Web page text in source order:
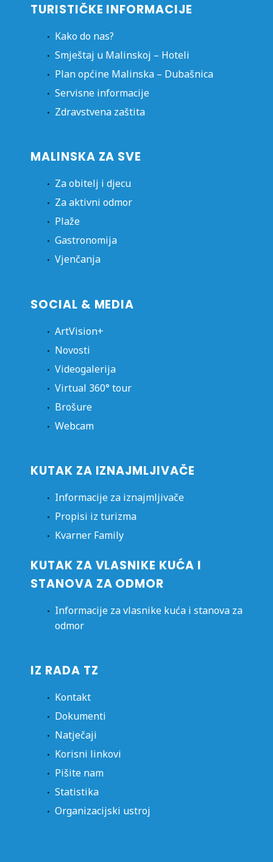
TURISTIČKE INFORMACIJE
Kako do nas?
Smještaj u Malinskoj – Hoteli
Plan općine Malinska – Dubašnica
Servisne informacije
Zdravstvena zaštita
MALINSKA ZA SVE
Za obitelj i djecu
Za aktivni odmor
Plaže
Gastronomija
Vjenčanja
SOCIAL & MEDIA
ArtVision+
Novosti
Videogalerija
Virtual 360° tour
Brošure
Webcam
KUTAK ZA IZNAJMLJIVAČE
Informacije za iznajmljivače
Propisi iz turizma
Kvarner Family
KUTAK ZA VLASNIKE KUĆA I
STANOVA ZA ODMOR
Informacije za vlasnike kuća i stanova za
odmor
IZ RADA TZ
Kontakt
Dokumenti
Natječaji
Korisni linkovi
Pišite nam
Statistika
Organizacijski ustroj